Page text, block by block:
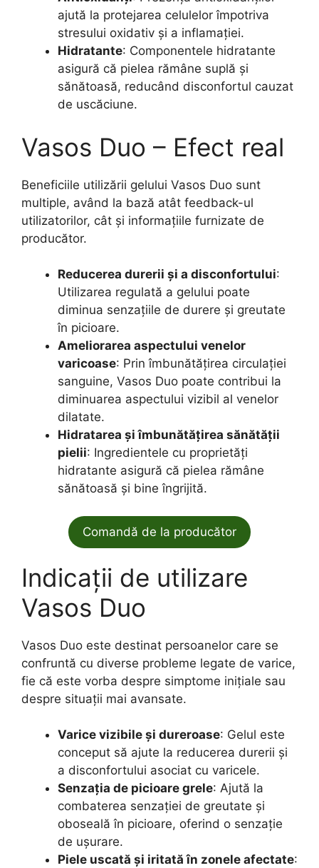
ajută la protejarea celulelor împotriva
stresului oxidativ și a inflamației.
Hidratante: Componentele hidratante
asigură că pielea rămâne suplă și
sănătoasă, reducând disconfortul cauzat
de uscăciune.
Vasos Duo – Efect real
Beneficiile utilizării gelului Vasos Duo sunt
multiple, având la bază atât feedback-ul
utilizatorilor, cât și informațiile furnizate de
producător.
Reducerea durerii și a disconfortului:
Utilizarea regulată a gelului poate
diminua senzațiile de durere și greutate
în picioare.
Ameliorarea aspectului venelor
varicoase: Prin îmbunătățirea circulației
sanguine, Vasos Duo poate contribui la
diminuarea aspectului vizibil al venelor
dilatate.
Hidratarea și îmbunătățirea sănătății
pielii: Ingredientele cu proprietăți
hidratante asigură că pielea rămâne
sănătoasă și bine îngrijită.
Comandă de la producător
Indicații de utilizare
Vasos Duo
Vasos Duo este destinat persoanelor care se
confruntă cu diverse probleme legate de varice,
fie că este vorba despre simptome inițiale sau
despre situații mai avansate.
Varice vizibile și dureroase: Gelul este
conceput să ajute la reducerea durerii și
a disconfortului asociat cu varicele.
Senzația de picioare grele: Ajută la
combaterea senzației de greutate și
oboseală în picioare, oferind o senzație
de ușurare.
Piele uscată și iritată în zonele afectate: